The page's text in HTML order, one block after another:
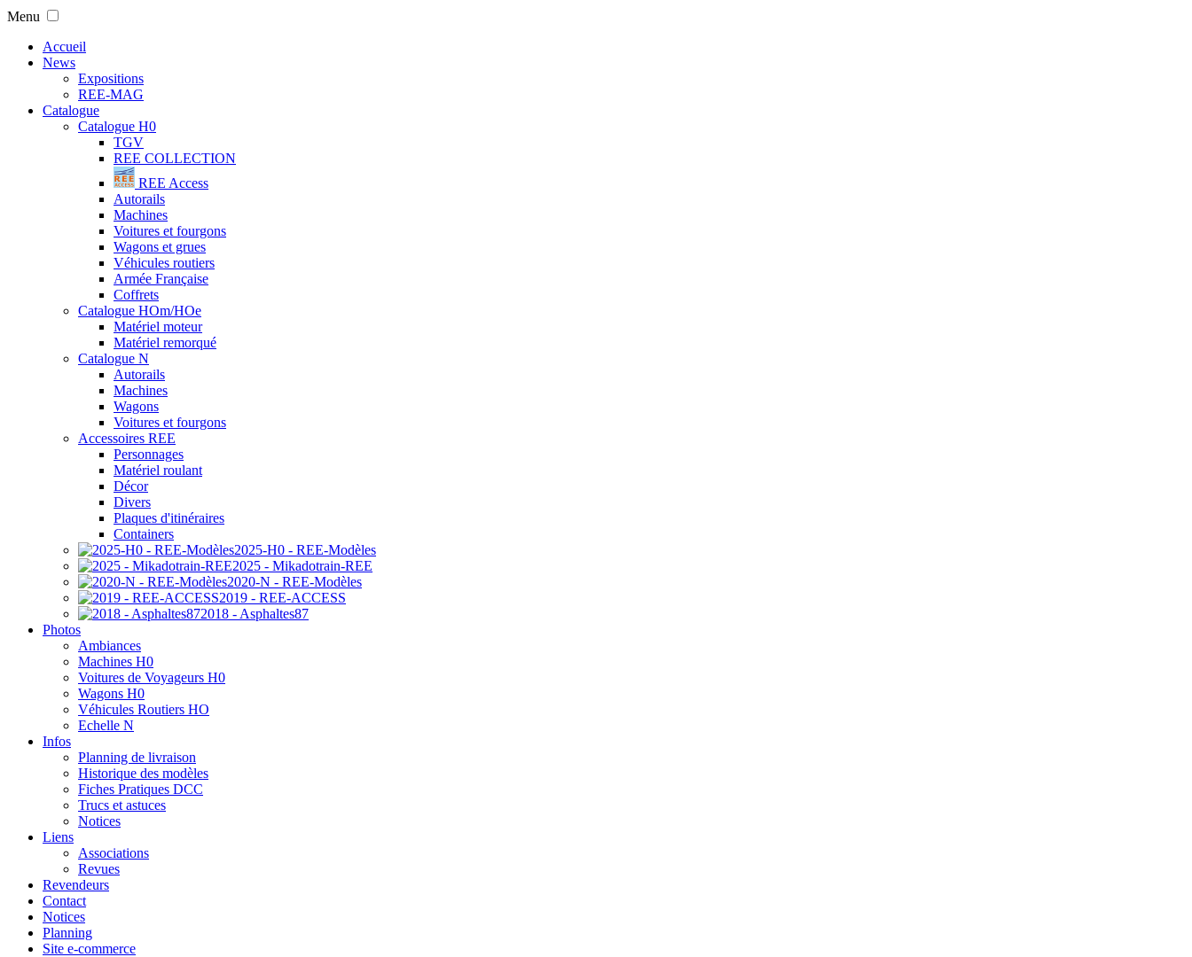
Menu
Accueil
News
Expositions
REE-MAG
Catalogue
Catalogue H0
TGV
REE COLLECTION
REE Access
Autorails
Machines
Voitures et fourgons
Wagons et grues
Véhicules routiers
Armée Française
Coffrets
Catalogue HOm/HOe
Matériel moteur
Matériel remorqué
Catalogue N
Autorails
Machines
Wagons
Voitures et fourgons
Accessoires REE
Personnages
Matériel roulant
Décor
Divers
Plaques d'itinéraires
Containers
2025-H0 - REE-Modèles
2025 - Mikadotrain-REE
2020-N - REE-Modèles
2019 - REE-ACCESS
2018 - Asphaltes87
Photos
Ambiances
Machines H0
Voitures de Voyageurs H0
Wagons H0
Véhicules Routiers HO
Echelle N
Infos
Planning de livraison
Historique des modèles
Fiches Pratiques DCC
Trucs et astuces
Notices
Liens
Associations
Revues
Revendeurs
Contact
Notices
Planning
Site e-commerce